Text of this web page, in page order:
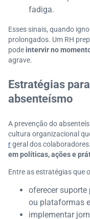
fadiga.
Esses sinais, quando
prolongados. Um RH
pode intervir no
agrave.
Estratégias
absenteísmo
A prevenção do
cultura organizacional
rgeral dos
em políticas, ações e
Entre as estratégias que
oferecer suporte
ou plataformas
implementar